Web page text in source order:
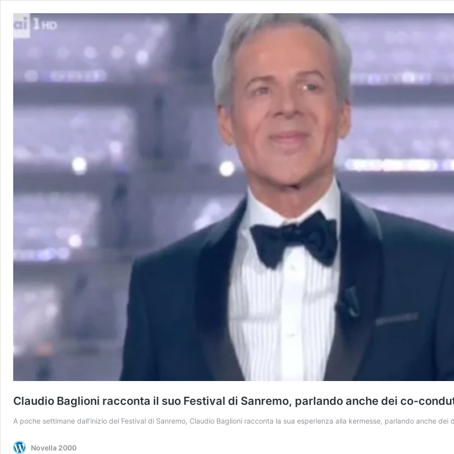
Claudio Baglioni racconta il suo Festival di Sanremo, parlando anche dei co-
A poche settimane dall’inizio del Festival di Sanremo, Claudio Baglioni racconta la sua esperienza alla kermesse, parlando anche dei
Novella 2000